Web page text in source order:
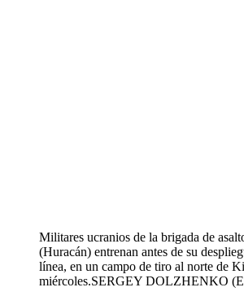
Militares ucranios de la brigada de
(Huracán) entrenan antes de su
línea, en un campo de tiro al norte de
miércoles.SERGEY DOLZHENKO